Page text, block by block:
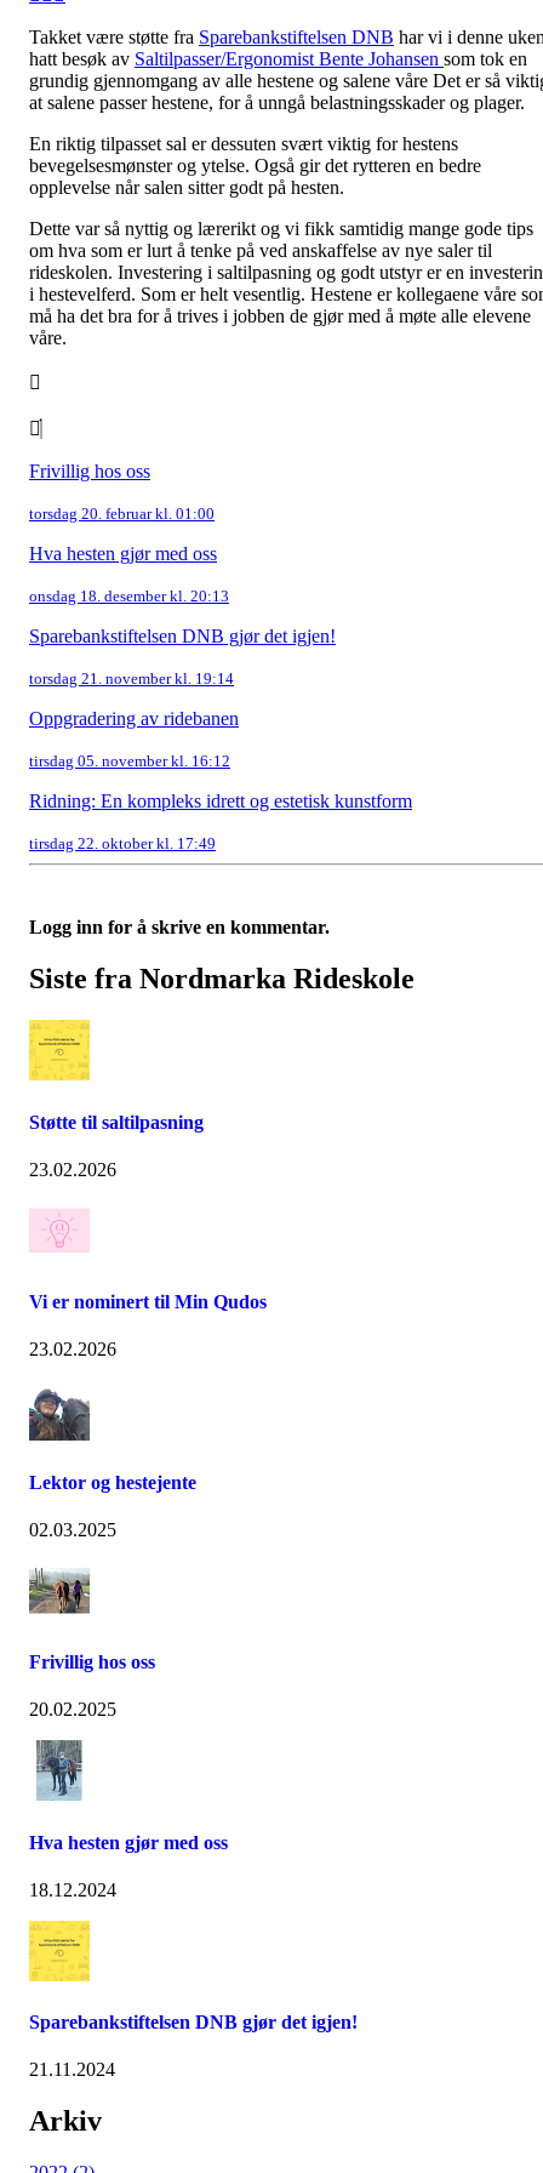
Takket være støtte fra Sparebankstiftelsen DNB har vi i denne
hatt besøk av Saltilpasser/Ergonomist Bente Johansen som tok en
grundig gjennomgang av alle hestene og salene våre Det er så
at salene passer hestene, for å unngå belastningsskader og plager.
En riktig tilpasset sal er dessuten svært viktig for hestens
bevegelsesmønster og ytelse. Også gir det rytteren en bedre
opplevelse når salen sitter godt på hesten.
Dette var så nyttig og lærerikt og vi fikk samtidig mange gode tips
om hva som er lurt å tenke på ved anskaffelse av nye saler til
rideskolen. Investering i saltilpasning og godt utstyr er en
i hestevelferd. Som er helt vesentlig. Hestene er kollegaene våre
må ha det bra for å trives i jobben de gjør med å møte alle elevene
våre.
Frivillig hos oss
torsdag 20. februar kl. 01:00
Hva hesten gjør med oss
onsdag 18. desember kl. 20:13
Sparebankstiftelsen DNB gjør det igjen!
torsdag 21. november kl. 19:14
Oppgradering av ridebanen
tirsdag 05. november kl. 16:12
Ridning: En kompleks idrett og estetisk kunstform
tirsdag 22. oktober kl. 17:49
Logg inn for å skrive en kommentar.
Siste fra Nordmarka Rideskole
Støtte til saltilpasning
23.02.2026
Vi er nominert til Min Qudos
23.02.2026
Lektor og hestejente
02.03.2025
Frivillig hos oss
20.02.2025
Hva hesten gjør med oss
18.12.2024
Sparebankstiftelsen DNB gjør det igjen!
21.11.2024
Arkiv